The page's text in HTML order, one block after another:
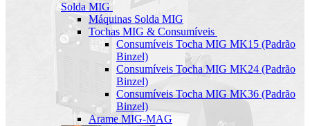
Solda MIG
Máquinas Solda MIG
Tochas MIG & Consumíveis
Consumíveis Tocha MIG MK15 (Padrão
Binzel)
Consumíveis Tocha MIG MK24 (Padrão
Binzel)
Consumíveis Tocha MIG MK36 (Padrão
Binzel)
Arame MIG-MAG